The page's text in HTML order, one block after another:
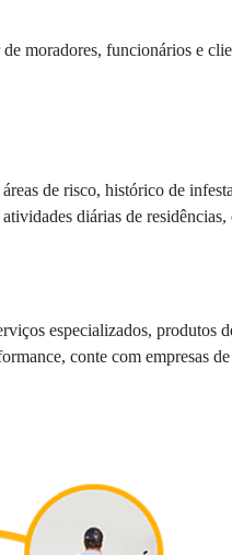
moradores, funcionários e
de risco, histórico de
diárias de residências,
especializados, produtos
conte com empresas